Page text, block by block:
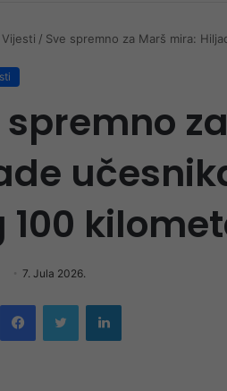
Vijesti / Sve spremno za Marš mira:
spremno
100
email
7. Jula 2026.
FacebookTwitter LinkedIn